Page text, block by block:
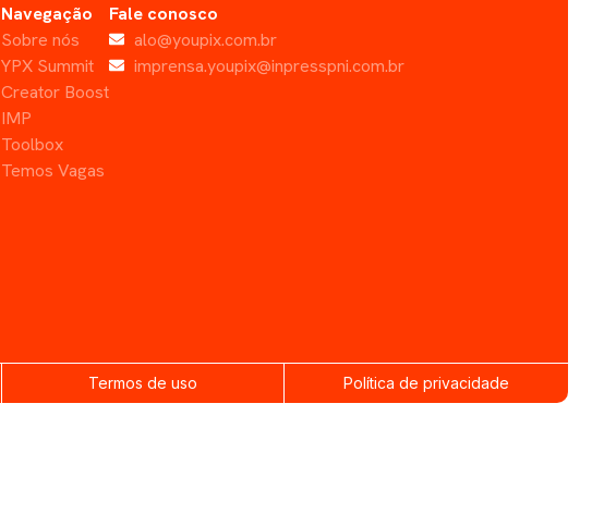
Navegação
Sobre nós
YPX Summit
Creator Boost
IMP
Toolbox
Temos Vagas
Fale conosco
alo@youpix.com.br
imprensa.youpix@inpresspni.com.br
Termos de uso Política de privacidade